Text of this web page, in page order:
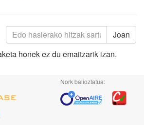
Joan
honek ez du emaitzarik izan.
Nork balioztatua: